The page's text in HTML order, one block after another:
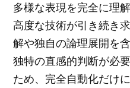
多様な表現を完全に理
高度な技術が引き続き
解や独自の論理展開を
独特の直感的判断が必
ため、完全自動化だけ